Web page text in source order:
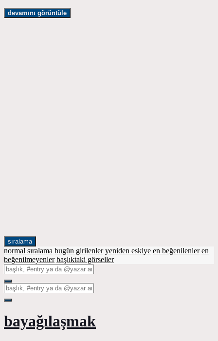
devamını görüntüle
sıralama
normal sıralama bugün girilenler yeniden eskiye en beğenilenler en
beğenilmeyenler başlıktaki görseller
bayağılaşmak